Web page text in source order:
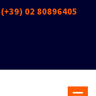
(+39) 02 80896405